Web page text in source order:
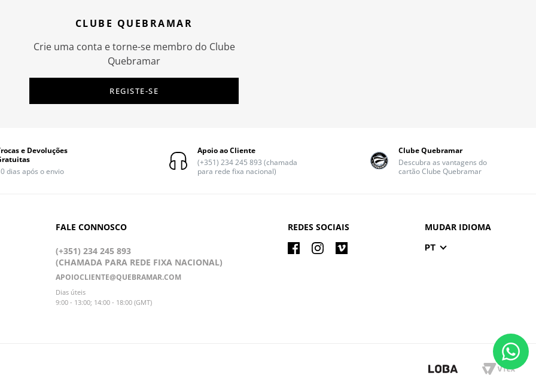
CLUBE QUEBRAMAR
Crie uma conta e torne-se membro do Clube
Quebramar
REGISTE-SE
e Devoluções
dias após o envio
Apoio ao Cliente
(+351) 234 245 893 (chamada
para rede fixa nacional)
Clube Quebramar
Descubra as vantagens do
cartão Clube Quebramar
FALE CONNOSCO
(+351) 234 245 893
(CHAMADA PARA REDE FIXA NACIONAL)
APOIOCLIENTE@QUEBRAMAR.COM
Dias úteis
9:00 - 13:00; 14:00 - 18:00 (GMT)
REDES SOCIAIS MUDAR IDIOMA
PT